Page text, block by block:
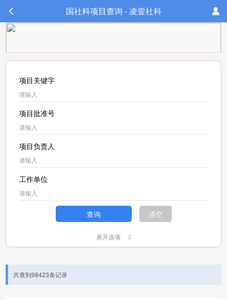
国社科项目查询 - 凌壹社科
项目关键字
项目批准号
项目负责人
工作单位
查询 清空
展开选项
共查到98423条记录